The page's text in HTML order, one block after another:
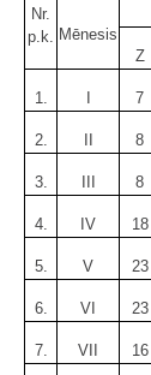
Nr.
p.k. Mēnesis
Z
1. 7
2. 8
3. 8
4. IV 18
5. V 23
6. VI 23
7. VII 16